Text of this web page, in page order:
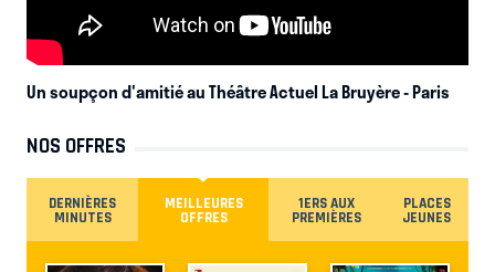
Un soupçon d'amitié au Théâtre Actuel La Bruyère- Paris
NOS OFFRES
DERNIÈRES
MINUTES
MEILLEURES
OFFRES
1ERS AUX
PREMIÈRES
PLACES
JEUNES